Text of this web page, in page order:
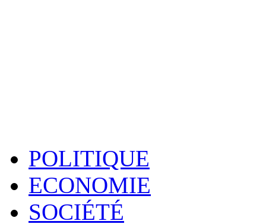
POLITIQUE
ECONOMIE
SOCIÉTÉ